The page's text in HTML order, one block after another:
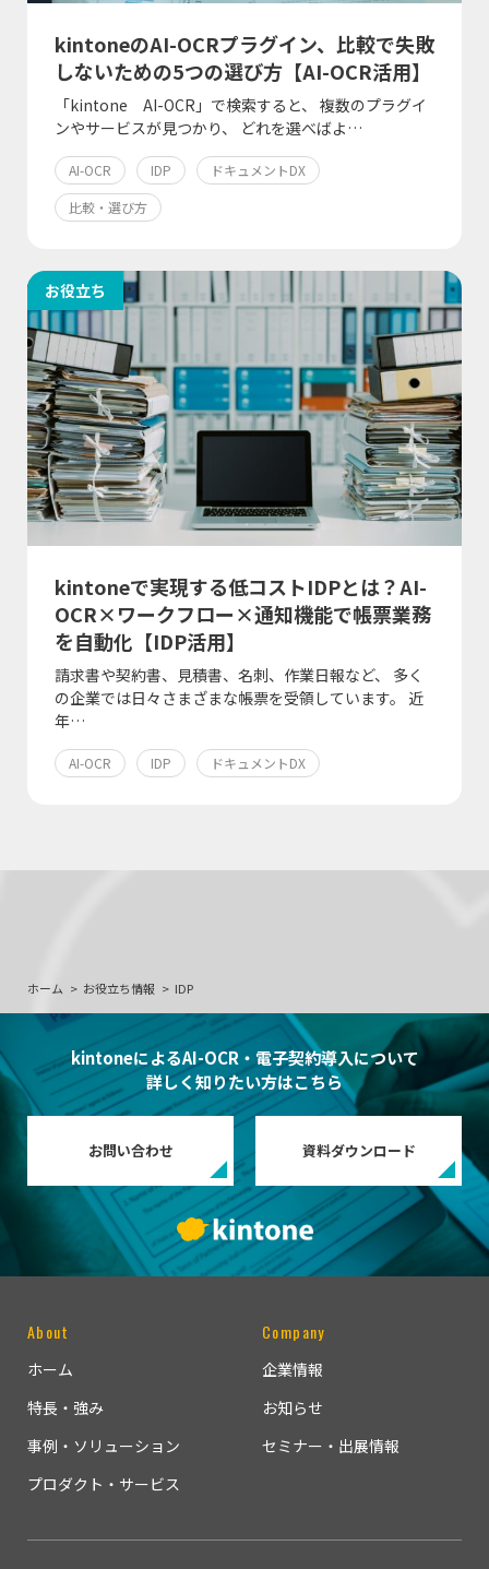
kintoneのAI-OCRプラグイン、比較で失敗
しないための5つの選び方【AI-OCR活用】
「kintone AI-OCR」で検索すると、 複数のプラグイ
ンやサービスが見つかり、 どれを選べばよ…
AI-OCR IDP
ドキュメントDX
比較・選び方
お役立ち
kintoneで実現する低コストIDPとは？AI-
OCR×ワークフロー×通知機能で帳票業務
を自動化【IDP活用】
請求書や契約書、見積書、名刺、作業日報など、 多く
の企業では日々さまざまな帳票を受領しています。 近
年…
AI-OCR IDP ドキュメントDX
ホーム お役立ち情報 IDP
kintoneによるAI-OCR・電子契約導入について
詳しく知りたい方はこちら
お問い合わせ 資料ダウンロード
About
ホーム
特長・強み
事例・ソリューション
プロダクト・サービス
Company
企業情報
お知らせ
セミナー・出展情報